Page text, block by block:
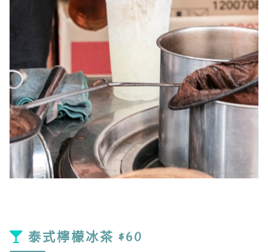
泰式檸檬冰茶 $60